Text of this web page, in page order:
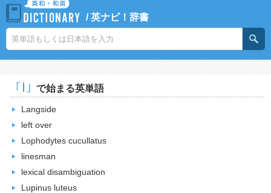
/英ナビ！辞書
｢l｣ で始まる英単語
Langside
left over
Lophodytes cucullatus
linesman
lexical disambiguation
Lupinus luteus